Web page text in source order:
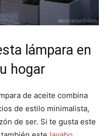
lámpara en
hogar
de aceite combina
de estilo minimalista,
de ser. Si te gusta este